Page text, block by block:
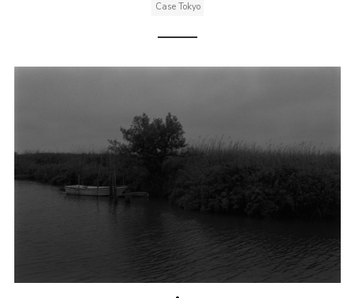
Case Tokyo